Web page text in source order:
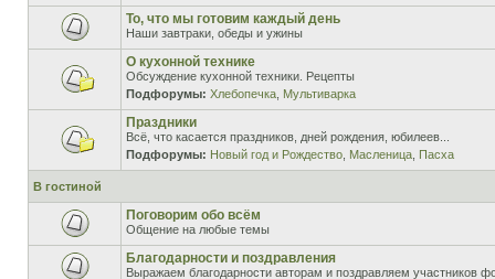
То, что мы готовим каждый день
Наши завтраки, обеды и ужины
О кухонной технике
Обсуждение кухонной техники. Рецепты
Подфорумы: Хлебопечка Мультиварка
Праздники
Всё, что касается праздников, дней рождения, юбилеев...
Подфорумы: Новый год и Рождество Масленица Пасха
В гостиной
Поговорим обо всём
Общение на любые темы
Благодарности и поздравления
Выражаем благодарности авторам и поздравляем участников